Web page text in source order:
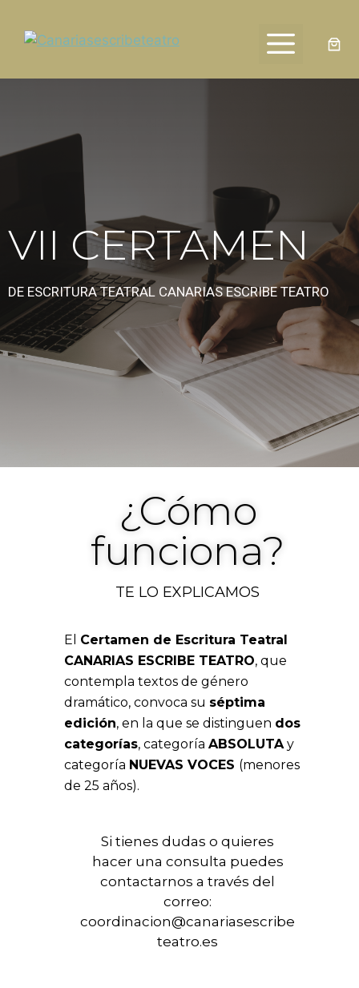
ESCRITURA TEATRAL
VII CERTAMEN
DE ESCRITURA TEATRAL CANARIAS ESCRIBE TEATRO
¿Cómo
funciona?
TE LO EXPLICAMOS
El Certamen de Escritura Teatral
CANARIAS ESCRIBE TEATRO, que
contempla textos de género
dramático, convoca su séptima
edición, en la que se distinguen dos
categorías, categoría ABSOLUTA y
categoría NUEVAS VOCES (menores
de 25 años).
Si tienes dudas o quieres
hacer una consulta puedes
contactarnos a través del
correo:
coordinacion@canariasescribe
teatro.es